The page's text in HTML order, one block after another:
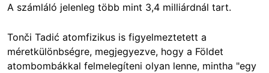
A számláló jelenleg több mint 3,4 milliárdnál tart.
Tonči Tadić atomfizikus is figyelmeztetett a
méretkülönbségre, megjegyezve, hogy a Földet
atombombákkal felmelegíteni olyan lenne, mintha "egy